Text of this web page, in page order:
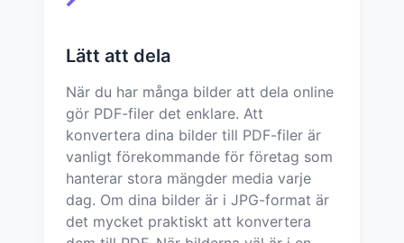
Lätt att dela
När du har många bilder att dela online
gör PDF-filer det enklare. Att
konvertera dina bilder till PDF-filer är
vanligt förekommande för företag som
hanterar stora mängder media varje
dag. Om dina bilder är i JPG-format är
det mycket praktiskt att konvertera